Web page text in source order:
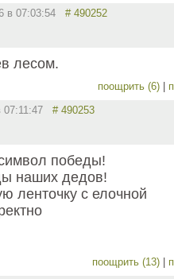
в 07:03:54 # 490252
лесом.
поощрить (6)
07:11:47 # 490253
победы!
наших дедов!
ленточку с елочной
поощрить (13)